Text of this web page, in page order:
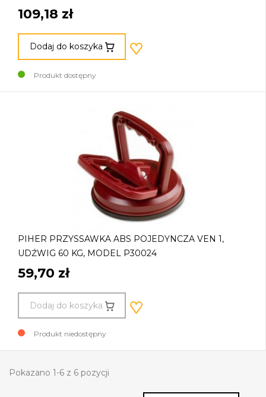
109,18 zł
Dodaj do koszyka
Produkt dostępny
PIHER PRZYSSAWKA ABS POJEDYNCZA VEN 1,
UDŹWIG 60 KG, MODEL P30024
59,70 zł
Dodaj do koszyka
Produkt niedostępny
Pokazano 1-6 z 6 pozycji